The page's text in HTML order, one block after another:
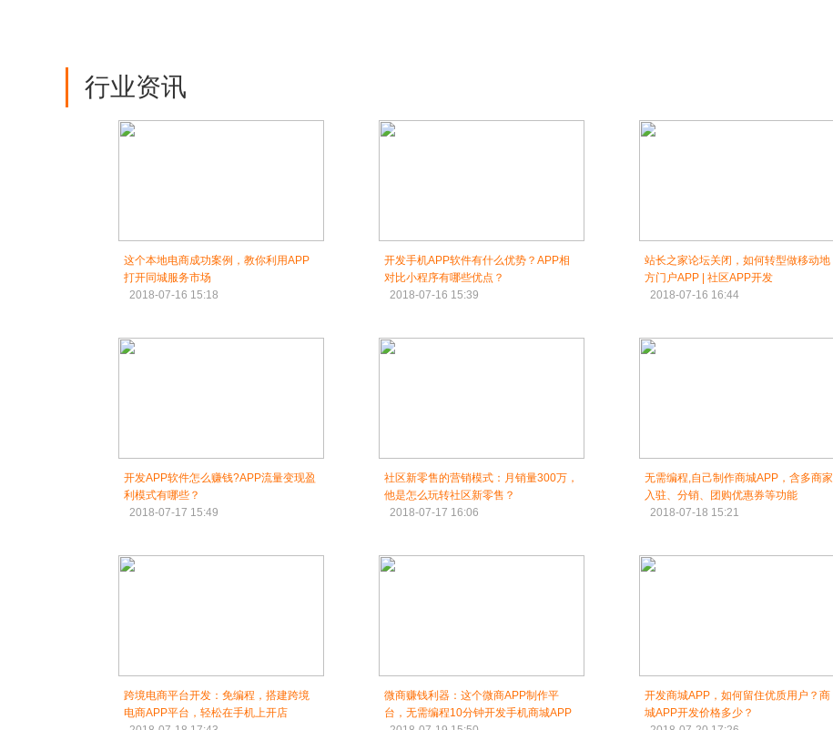
行业资讯
这个本地电商成功案例，教你利用APP
打开同城服务市场
2018-07-16 15:18
开发手机APP软件有什么优势？APP相
对比小程序有哪些优点？
2018-07-16 15:39
站长之家论坛关闭，如何转型做移动地
方门户APP | 社区APP开发
2018-07-16 16:44
开发APP软件怎么赚钱?APP流量变现盈
利模式有哪些？
2018-07-17 15:49
社区新零售的营销模式：月销量300万，
他是怎么玩转社区新零售？
2018-07-17 16:06
无需编程,自己制作商城APP，含多商家
入驻、分销、团购优惠券等功能
2018-07-18 15:21
跨境电商平台开发：免编程，搭建跨境
电商APP平台，轻松在手机上开店
微商赚钱利器：这个微商APP制作平
台，无需编程10分钟开发手机商城APP
开发商城APP，如何留住优质用户？商
城APP开发价格多少？